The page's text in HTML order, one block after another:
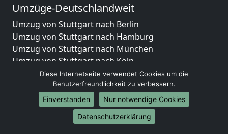
Umzüge-Deutschlandweit
Umzug von Stuttgart nach Berlin
Umzug von Stuttgart nach Hamburg
Umzug von Stuttgart nach München
Umzug von Stuttgart nach Köln
Umzug von Stuttgart nach Frankfurt am Main
Umzug von Stuttgart nach Stuttgart
Umzug von Stuttgart nach Düsseldorf
Umzug von Stuttgart nach Leipzig
Umzug von Stuttgart nach Dortmund
Diese Internetseite verwendet Cookies um die
Benutzerfreundlichkeit zu verbessern.
Einverstanden
Nur notwendige Cookies
Datenschutzerklärung